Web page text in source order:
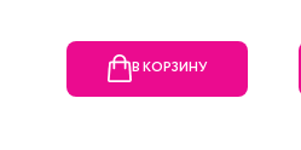
В КОРЗИНУ